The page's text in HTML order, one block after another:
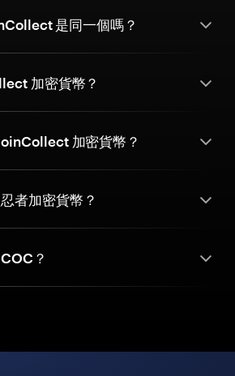
是同一個嗎？
加密貨幣？
加密貨幣？
者加密貨幣？
？